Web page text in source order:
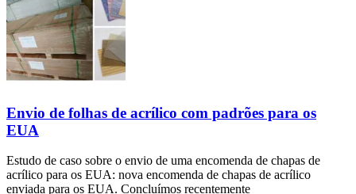
Envio de folhas de acrílico com padrões para os
EUA
Estudo de caso sobre o envio de uma encomenda de chapas de
acrílico para os EUA: nova encomenda de chapas de acrílico
enviada para os EUA. Concluímos recentemente